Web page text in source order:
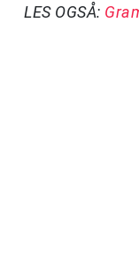
LES OGSÅ: